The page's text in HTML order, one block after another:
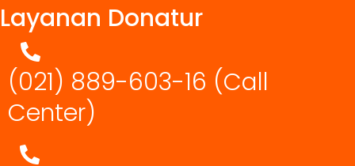
Layanan Donatur
(021) 889-603-16 (Call
Center)